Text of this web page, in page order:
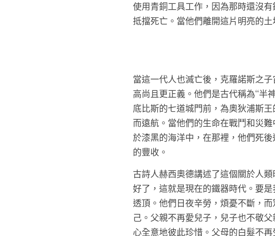
使用青銅工具工作，因為那時還沒
抵擋死亡。當他們離開這片明亮的
當這一代人也滅亡後，克羅諾斯之
高尚且更正義。他們是古代稱為“半